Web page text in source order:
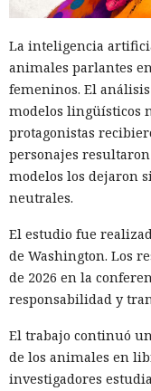
La inteligencia
animales parlantes
femeninos. El análisis
modelos lingüísticos
protagonistas
personajes
modelos los dejaron
neutrales.
El estudio fue
de Washington. Los
de 2026 en la
responsabilidad y
El trabajo continuó
de los animales en
investigadores